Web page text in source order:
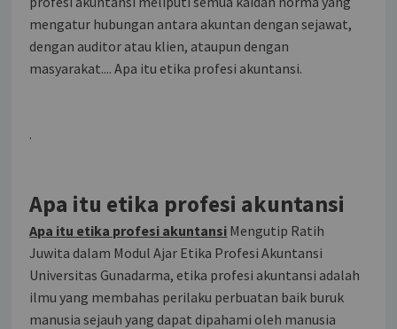
mengatur hubungan antara akuntan dengan sejawat,
dengan auditor atau klien, ataupun dengan
masyarakat.... Apa itu etika profesi akuntansi.
.
Apa itu etika profesi akuntansi
Apa itu etika profesi akuntansi Mengutip Ratih
Juwita dalam Modul Ajar Etika Profesi Akuntansi
Universitas Gunadarma, etika profesi akuntansi adalah
ilmu yang membahas perilaku perbuatan baik buruk
manusia sejauh yang dapat dipahami oleh manusia